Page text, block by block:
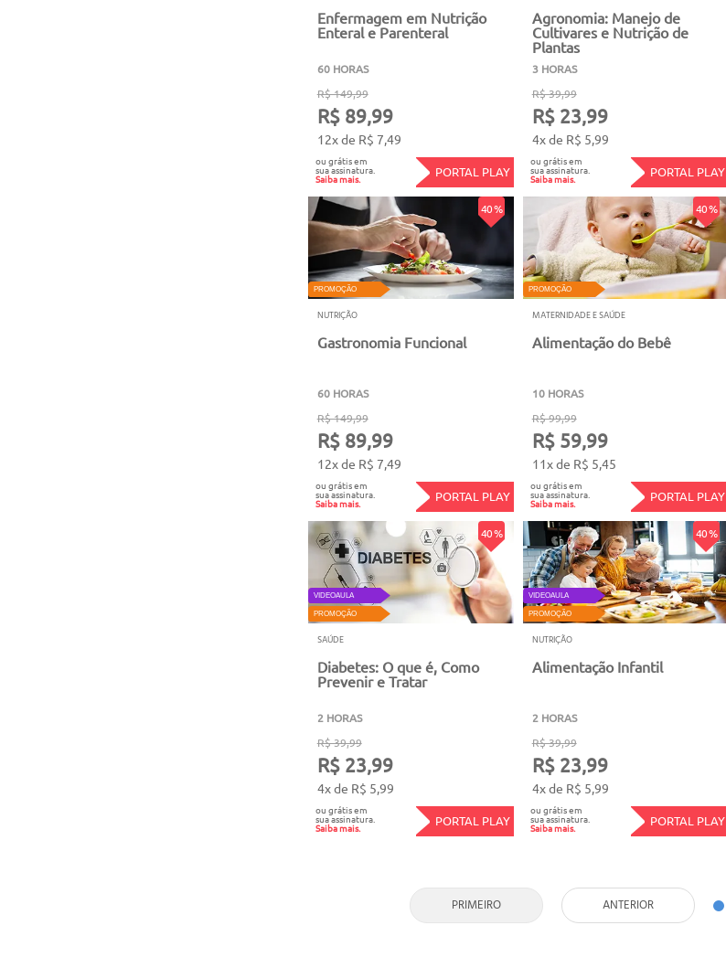
Enfermagem em Nutrição
Enteral e Parenteral
60 HORAS
R$ 149,99
R$ 89,99
12x de R$ 7,49
ou grátis em
sua assinatura.
Saiba mais. PORTAL PLAY
Agronomia: Manejo de
Cultivares e Nutrição de
Plantas
3 HORAS
R$ 39,99
R$ 23,99
4x de R$ 5,99
ou grátis em
sua assinatura.
Saiba mais. PORTAL PLAY
40 %
PROMOÇÃO
NUTRIÇÃO
Gastronomia Funcional
60 HORAS
R$ 149,99
R$ 89,99
12x de R$ 7,49
ou grátis em
sua assinatura.
Saiba mais. PORTAL PLAY
40 %
PROMOÇÃO
MATERNIDADE E SAÚDE
Alimentação do Bebê
10 HORAS
R$ 99,99
R$ 59,99
11x de R$ 5,45
ou grátis em
sua assinatura.
Saiba mais. PORTAL PLAY
40 %
VIDEOAULA
PROMOÇÃO
SAÚDE
Diabetes: O que é, Como
Prevenir e Tratar
2 HORAS
R$ 39,99
R$ 23,99
4x de R$ 5,99
ou grátis em
sua assinatura.
Saiba mais. PORTAL PLAY
40 %
VIDEOAULA
PROMOÇÃO
NUTRIÇÃO
Alimentação Infantil
2 HORAS
R$ 39,99
R$ 23,99
4x de R$ 5,99
ou grátis em
sua assinatura.
Saiba mais. PORTAL PLAY
PRIMEIRO ANTERIOR